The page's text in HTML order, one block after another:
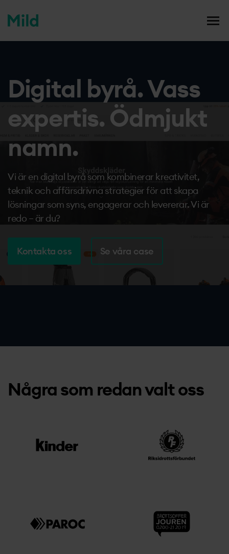
Våra tjänster
Din karriär
Blogg
Om oss
Digital byrå. Vass
expertis. Ödmjukt
namn.
Vi är en digital byrå som kombinerar kreativitet,
teknik och affärsdrivna strategier för att skapa
lösningar som syns, engagerar och levererar. Vi är
redo – är du?
Kontakta oss Se våra case
Några som redan valt oss